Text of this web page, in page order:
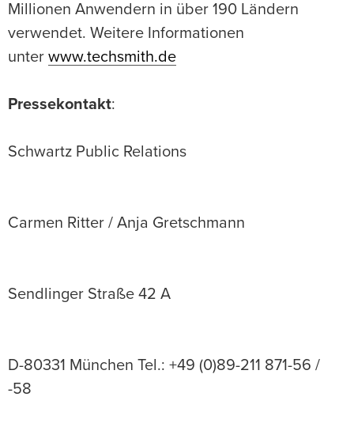
Millionen Anwendern in über 190 Ländern
verwendet. Weitere Informationen
unter www.techsmith.de
Pressekontakt:
Schwartz Public Relations
Carmen Ritter / Anja Gretschmann
Sendlinger Straße 42 A
D-80331 München Tel.: +49 (0)89-211 871-56 /
-58